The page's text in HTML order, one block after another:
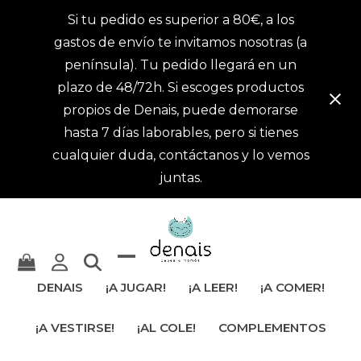
Si tu pedido es superior a 80€, a los
gastos de envío te invitamos nosotras (a
península). Tu pedido llegará en un
plazo de 48/72h. Si escoges productos
propios de Denais, puede demorarse
hasta 7 días laborables, pero si tienes
cualquier duda, contáctanos y lo vemos
juntas.
ocultar
móvil
DENAIS ¡A JUGAR! ¡A LEER! ¡A COMER!
¡A VESTIRSE! ¡AL COLE! COMPLEMENTOS